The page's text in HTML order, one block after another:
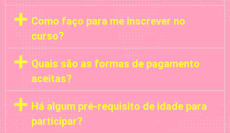
Como faço para me inscrever no
curso?
Quais são as formas de pagamento
aceitas?
Há algum pré-requisito de idade para
participar?